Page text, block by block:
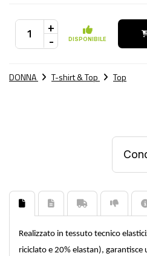
+
- DISPONIBILE
DONNA T-shirt & Top Top
Realizzato in tessuto tecnico
riciclato e 20% elastan),